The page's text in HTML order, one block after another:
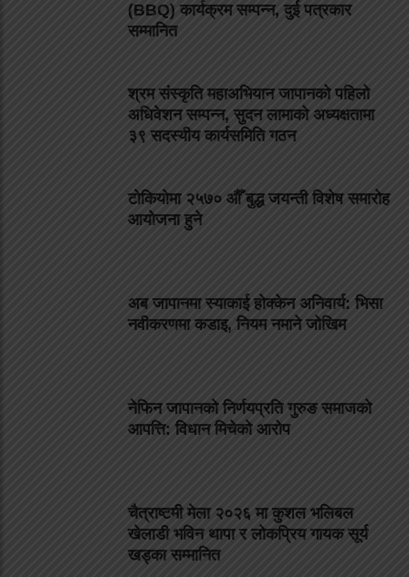
(BBQ) कार्यक्रम सम्पन्न, दुई पत्रकार
सम्मानित
श्रम संस्कृति महाअभियान जापानको पहिलो
अधिवेशन सम्पन्न, सुदन लामाको अध्यक्षतामा
३९ सदस्यीय कार्यसमिति गठन
टोकियोमा २५७० औँ बुद्ध जयन्ती विशेष समारोह
आयोजना हुने
अब जापानमा स्याकाई होक्केन अनिवार्य: भिसा
नवीकरणमा कडाइ, नियम नमाने जोखिम
नेफिन जापानको निर्णयप्रति गुरुङ समाजको
आपत्ति: विधान मिचेको आरोप
चैत्राष्टमी मेला २०२६ मा कुशल भलिबल
खेलाडी भविन थापा र लोकप्रिय गायक सूर्य
खड्का सम्मानित